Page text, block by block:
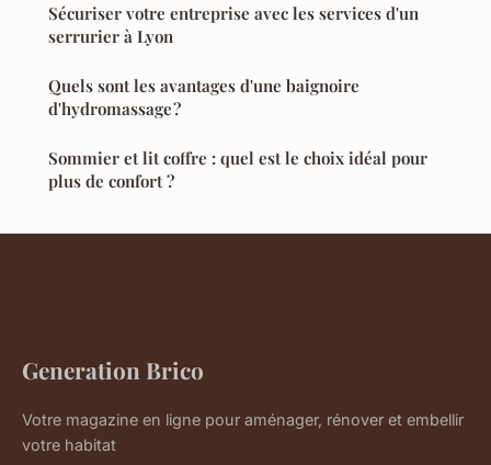
Sécuriser votre entreprise avec les services d'un
serrurier à Lyon
Quels sont les avantages d'une baignoire
d'hydromassage ?
Sommier et lit coffre : quel est le choix idéal pour
plus de confort ?
Generation Brico
Votre magazine en ligne pour aménager, rénover et embellir
votre habitat